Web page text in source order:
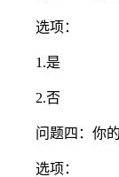
选项：
1.是
2.否
问题四：你
选项：